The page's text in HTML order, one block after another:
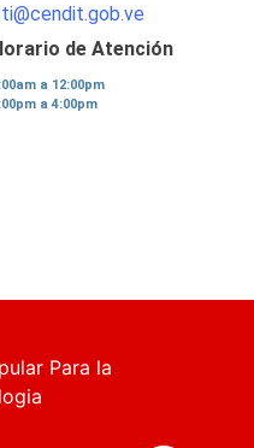
de Atención
a 12:00pm
a 4:00pm
Para la